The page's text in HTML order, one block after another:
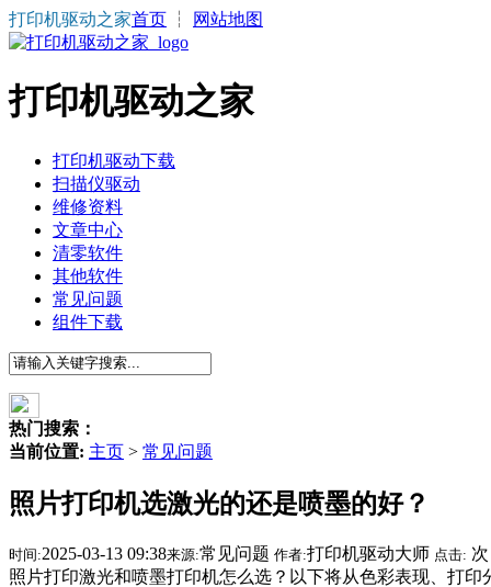
打印机驱动之家首页 ┆ 网站地图
打印机驱动之家
打印机驱动下载
扫描仪驱动
维修资料
文章中心
清零软件
其他软件
常见问题
组件下载
热门搜索：
当前位置: 主页 > 常见问题
照片打印机选激光的还是喷墨的好？
时间:2025-03-13 09:38来源:常见问题 作者:打印机驱动大师 点击: 次
照片打印激光和喷墨打印机怎么选？以下将从色彩表现、打